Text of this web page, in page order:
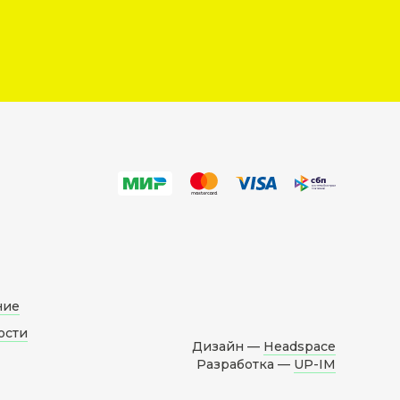
Дизайн — Headspace
Разработка — UP-IM